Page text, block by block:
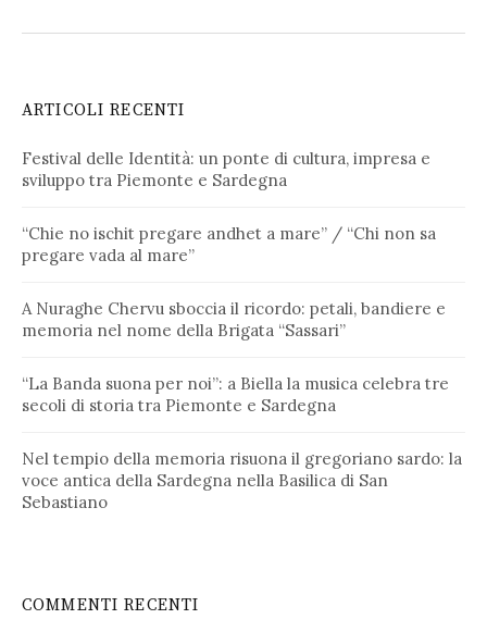
ARTICOLI RECENTI
Festival delle Identità: un ponte di cultura, impresa e
sviluppo tra Piemonte e Sardegna
“Chie no ischit pregare andhet a mare” / “Chi non sa
pregare vada al mare”
A Nuraghe Chervu sboccia il ricordo: petali, bandiere e
memoria nel nome della Brigata “Sassari”
“La Banda suona per noi”: a Biella la musica celebra tre
secoli di storia tra Piemonte e Sardegna
Nel tempio della memoria risuona il gregoriano sardo: la
voce antica della Sardegna nella Basilica di San
Sebastiano
COMMENTI RECENTI